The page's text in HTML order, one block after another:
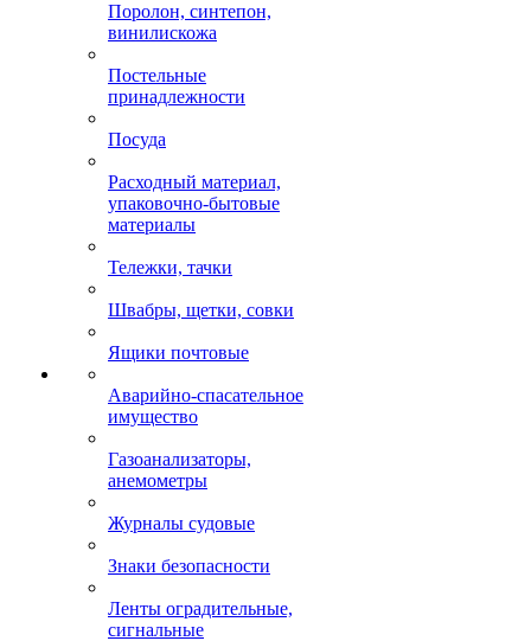
Поролон, синтепон,
винилискожа
Постельные
принадлежности
Посуда
Расходный материал,
упаковочно-бытовые
материалы
Тележки, тачки
Швабры, щетки, совки
Ящики почтовые
Аварийно-спасательное
имущество
Газоанализаторы,
анемометры
Журналы судовые
Знаки безопасности
Ленты оградительные,
сигнальные